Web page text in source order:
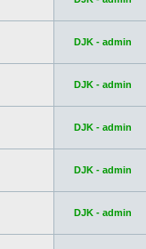
DJK - admin
DJK - admin
DJK - admin
DJK - admin
DJK - admin